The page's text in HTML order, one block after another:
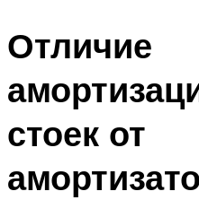
Отличие
стоек от